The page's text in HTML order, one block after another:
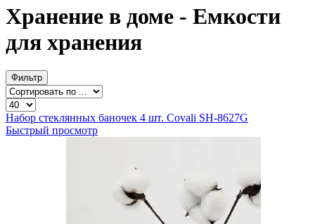
Хранение в доме - Емкости
для хранения
Фильтр
Набор стеклянных баночек 4 шт. Covali SH-8627G
Быстрый просмотр